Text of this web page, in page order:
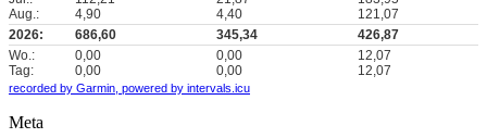
Aug.:
4,90 4,40
121,07
2026:
686,60 345,34
426,87
Wo.:
0,00 0,00
12,07
Tag:
0,00 0,00 12,07
recorded by Garmin, powered by intervals.icu
Meta